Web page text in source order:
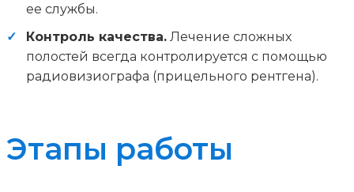
ее службы.
Контроль качества. Лечение сложных
полостей всегда контролируется с помощью
радиовизиографа (прицельного рентгена).
Этапы работы